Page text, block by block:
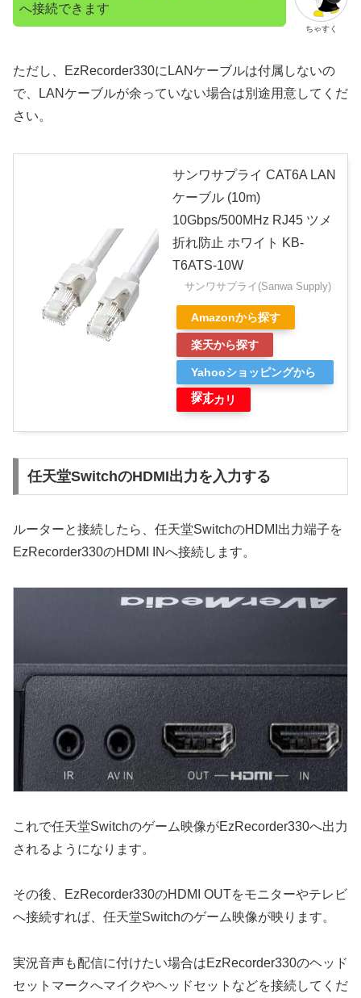
ちゃすく
へ接続できます
ただし、EzRecorder330にLANケーブルは付属しないの
で、LANケーブルが余っていない場合は別途用意してくだ
さい。
サンワサプライ CAT6A LAN
ケーブル (10m)
10Gbps/500MHz RJ45 ツメ
折れ防止 ホワイト KB-
T6ATS-10W
サンワサプライ(Sanwa Supply)
Amazonから探す
楽天から探す
Yahooショッピングから
探す
メルカリ
任天堂SwitchのHDMI出力を入力する
ルーターと接続したら、任天堂SwitchのHDMI出力端子を
EzRecorder330のHDMI INへ接続します。
これで任天堂Switchのゲーム映像がEzRecorder330へ出力
されるようになります。
その後、EzRecorder330のHDMI OUTをモニターやテレビ
へ接続すれば、任天堂Switchのゲーム映像が映ります。
実況音声も配信に付けたい場合はEzRecorder330のヘッド
セットマークへマイクやヘッドセットなどを接続してくだ